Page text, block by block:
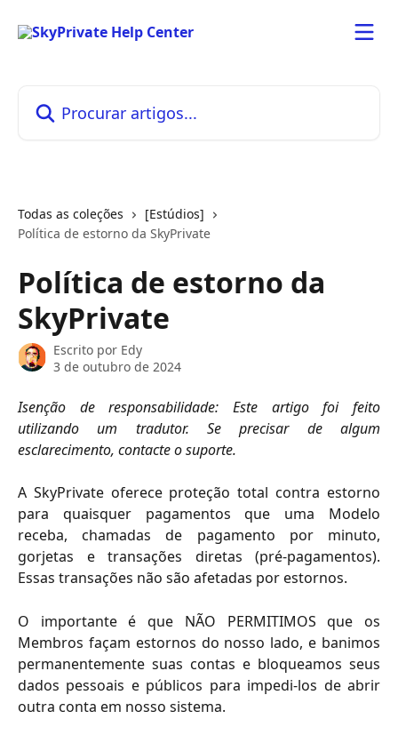
Todas as coleções
[Estúdios]
Política de estorno da SkyPrivate
Política de estorno da
SkyPrivate
Escrito por Edy
3 de outubro de 2024
Isenção de responsabilidade: Este artigo foi feito
utilizando um tradutor. Se precisar de algum
esclarecimento, contacte o suporte.
A SkyPrivate oferece proteção total contra estorno
para quaisquer pagamentos que uma Modelo
receba, chamadas de pagamento por minuto,
gorjetas e transações diretas (pré-pagamentos).
Essas transações não são afetadas por estornos.
O importante é que NÃO PERMITIMOS que os
Membros façam estornos do nosso lado, e banimos
permanentemente suas contas e bloqueamos seus
dados pessoais e públicos para impedi-los de abrir
outra conta em nosso sistema.